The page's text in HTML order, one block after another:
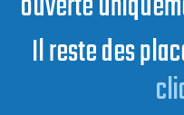
Il reste des